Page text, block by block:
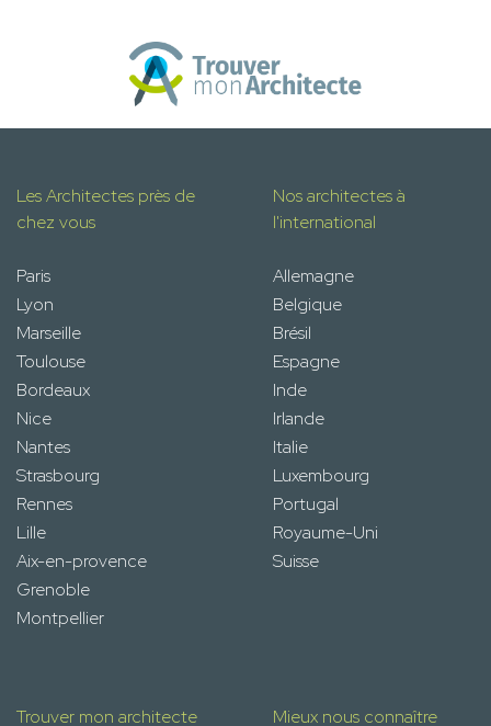
Les Architectes près de
chez vous
Paris
Lyon
Marseille
Toulouse
Bordeaux
Nice
Nantes
Strasbourg
Rennes
Lille
Aix-en-provence
Grenoble
Montpellier
Nos architectes à
l'international
Allemagne
Belgique
Brésil
Espagne
Inde
Irlande
Italie
Luxembourg
Portugal
Royaume-Uni
Suisse
Trouver mon architecte Mieux nous connaître